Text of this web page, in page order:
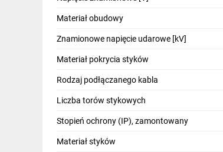
Odzież ochronna i BHP
Inne
Budowa i Remont
Elektronika
Materiał obudowy
Znamionowe napięcie udarowe [kV]
Materiał pokrycia styków
Rodzaj podłączanego kabla
Liczba torów stykowych
Stopień ochrony (IP), zamontowany
Materiał styków